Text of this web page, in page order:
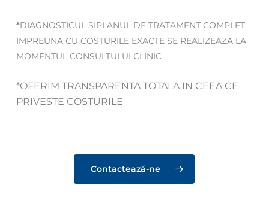
*DIAGNOSTICUL SIPLANUL DE TRATAMENT COMPLET,
IMPREUNA CU COSTURILE EXACTE SE REALIZEAZA LA
MOMENTUL CONSULTULUI CLINIC
*OFERIM TRANSPARENTA TOTALA IN CEEA CE
PRIVESTE COSTURILE
Contactează-ne